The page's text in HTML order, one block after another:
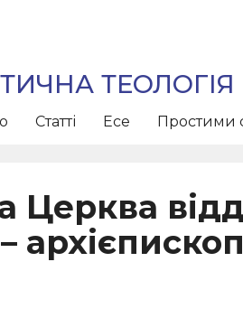
ТЕОЛОГІЯ
Статті Есе Простими
Церква